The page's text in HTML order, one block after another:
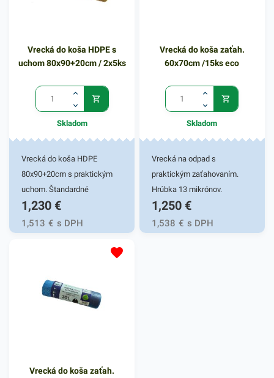
nájdu v domácnostiach,
15 ks bloku. Farba:
transparentná.
Vrecká do koša HDPE s
uchom 80x90+20cm / 2x5ks
Skladom
Vrecká do koša HDPE
80x90+20cm s praktickým
uchom. Štandardné
mikroténové vrecká do koša,
bez zápachu, recyklovateľné.
Používajú sa ako ochrana
bezkontaktnú manipuláciu s
odpadom. Svoje využitie
nájdu v domácnostiach,
mikrónov
1,230 €
1,513 € s DPH
Vrecká do koša zaťah.
60x70cm /15ks eco
Skladom
Vrecká na odpad s
praktickým zaťahovaním.
Hrúbka 13 mikrónov.
1,250 €
1,538 € s DPH
Vrecká do koša zaťah.